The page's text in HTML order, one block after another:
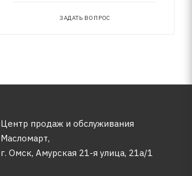
ЗАДАТЬ ВОПРОС
Центр продаж и обслуживания
Масломарт,
г. Омск, Амурская 21-я улица, 21а/1